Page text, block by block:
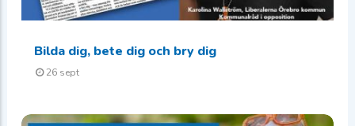
Bilda dig, bete dig och bry dig
26 sept